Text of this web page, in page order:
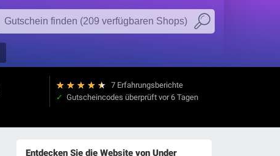
7 Erfahrungsberichte
★
★
★
★
★
Gutscheincodes überprüft vor 6 Tagen
Entdecken Sie die Website von Under